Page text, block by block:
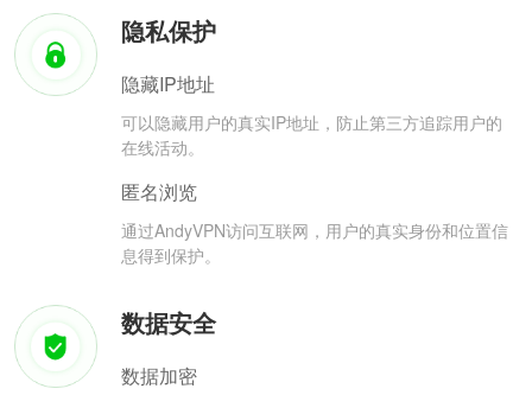
隐私保护
隐藏IP地址
可以隐藏用户的真实IP地址，防止第三方追踪用户的
在线活动。
匿名浏览
通过AndyVPN访问互联网，用户的真实身份和位置信
息得到保护。
数据安全
数据加密